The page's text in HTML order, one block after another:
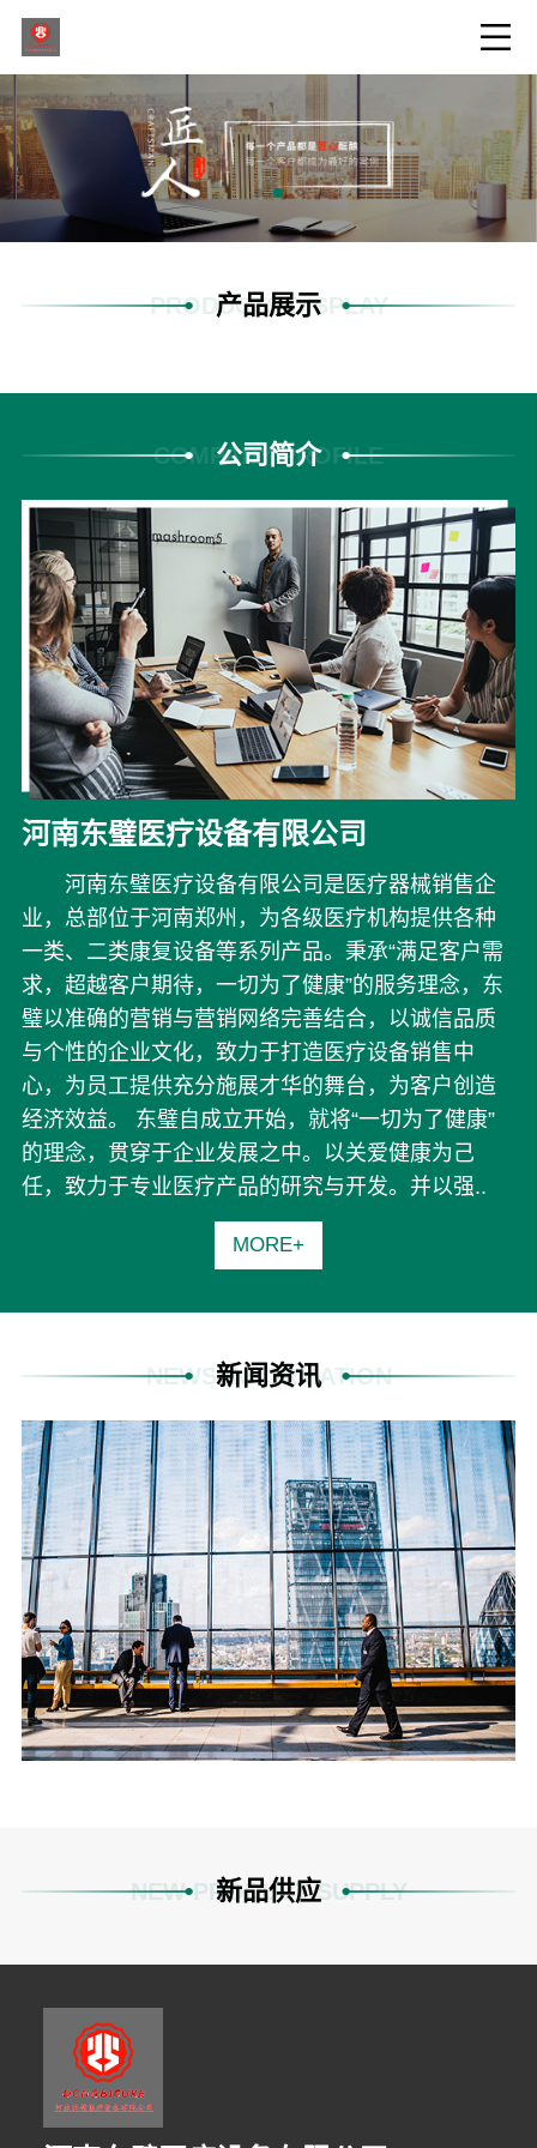
产品展示
PRODUCTS DISPLAY
公司简介
COMPANY PROFILE
河南东璧医疗设备有限公司
河南东璧医疗设备有限公司是医疗器械销售企
业，总部位于河南郑州，为各级医疗机构提供各种
一类、二类康复设备等系列产品。秉承“满足客户需
求，超越客户期待，一切为了健康”的服务理念，东
璧以准确的营销与营销网络完善结合，以诚信品质
与个性的企业文化，致力于打造医疗设备销售中
心，为员工提供充分施展才华的舞台，为客户创造
经济效益。 东璧自成立开始，就将“一切为了健康”
的理念，贯穿于企业发展之中。以关爱健康为己
任，致力于专业医疗产品的研究与开发。并以强..
MORE+
新闻资讯
NEWS INFORMATION
新品供应
NEW PRODUCT SUPPLY